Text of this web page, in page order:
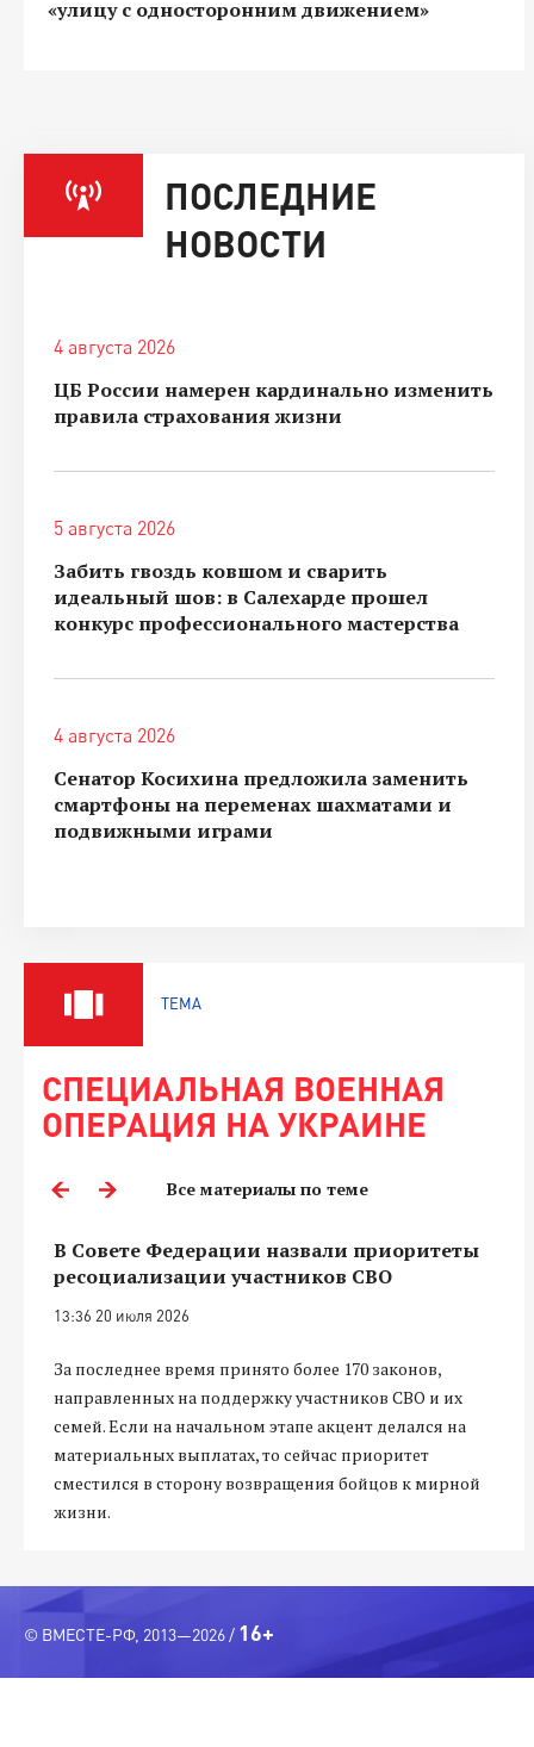
«улицу с односторонним движением»
ПОСЛЕДНИЕ
НОВОСТИ
4 августа 2026
ЦБ России намерен кардинально изменить
правила страхования жизни
5 августа 2026
Забить гвоздь ковшом и сварить
идеальный шов: в Салехарде прошел
конкурс профессионального мастерства
4 августа 2026
Сенатор Косихина предложила заменить
смартфоны на переменах шахматами и
подвижными играми
ТЕМА
СПЕЦИАЛЬНАЯ ВОЕННАЯ
ОПЕРАЦИЯ НА УКРАИНЕ
Все материалы по теме
В Совете Федерации назвали приоритеты
ресоциализации участников СВО
13:36 20 июля 2026
За последнее время принято более 170 законов,
направленных на поддержку участников СВО и их
семей. Если на начальном этапе акцент делался на
материальных выплатах, то сейчас приоритет
сместился в сторону возвращения бойцов к мирной
жизни.
© ВМЕСТЕ-РФ, 2013—2026 / 16+